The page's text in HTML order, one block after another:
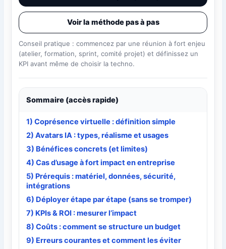
Voir la méthode pas à pas
Conseil pratique : commencez par une réunion à fort enjeu
(atelier, formation, sprint, comité projet) et définissez un
KPI avant même de choisir la techno.
Sommaire (accès rapide)
1) Coprésence virtuelle : définition simple
2) Avatars IA : types, réalisme et usages
3) Bénéfices concrets (et limites)
4) Cas d’usage à fort impact en entreprise
5) Prérequis : matériel, données, sécurité,
intégrations
6) Déployer étape par étape (sans se tromper)
7) KPIs & ROI : mesurer l’impact
8) Coûts : comment se structure un budget
9) Erreurs courantes et comment les éviter